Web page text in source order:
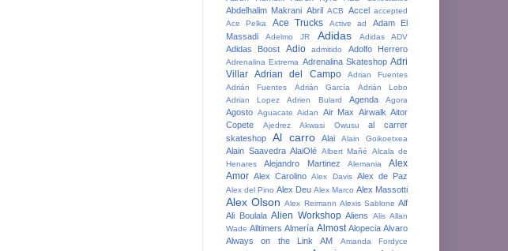
Abdelhalim Makrani Abril ACB Accel accepted
Ace Pelka
Ace Trucks Active ad
Adam El
Massadi
Adelmo JR Adidas Adidas ADV
Adidas Boost Adio admitido Adolfo Herrero
Adrenalina Extrema Adrenalina Skateshop Adri
Villar Adrian del Campo
Adrian Fuentes
Adrián Fuentes
Adrián García
Adrián Lobo
Adrian Lopez
Adrien Bulard Agenda Agora
Agosto Aguacate Aidan Air Max Airwalk Aitor
Copete
Ajedrez Akwasi Owusu
al carrer
skateshop
Al carro Alai Alain Goikoetxea
Alain Saavedra AlaiOlé Albert Mañé
Alcala de
Henares
Alejandro Martinez Alemania
Alex
Amor Alex Carolino Alex Davis Alex de Paz
Alex del Pino Alex Deu Alex Marco Alex Massotti
Alex Olson Alex Reimann Alexis Sablone Alf
Ali Boulala Alien Workshop Aliens Alis Allan
Wade Alltimers Almería Almost Alopecia Alvaro
Always on the Link
AM
Amanda Fordyce